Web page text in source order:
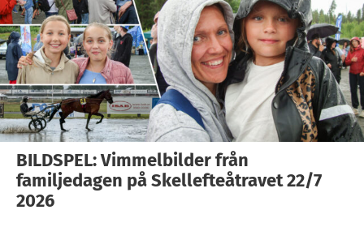
BILDSPEL: Vimmelbilder från
familjedagen på Skellefteåtravet 22/7
2026